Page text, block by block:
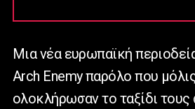
Μια νέα ευρωπαϊκή
Arch Enemy παρόλο που
ολοκλήρωσαν το ταξίδι τους